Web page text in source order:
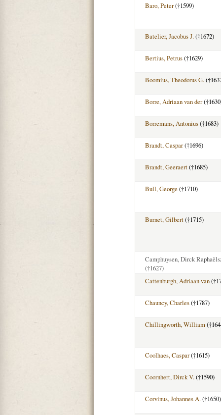
Baro, Peter(†1599)
Batelier, Jacobus J.(†1672)
Bertius, Petrus(†1629)
Boomius, Theodorus G.
Borre, Adriaan van der
Borremans, Antonius(†1683)
Brandt, Caspar(†1696)
Brandt, Geeraert(†1685)
Bull, George (†1710)
Burnet, Gilbert(†1715)
Camphuysen, Dirck
(†1627)
Cattenburgh, Adriaan van
Chauncy, Charles(†1787)
Chillingworth, William
Coolhaes, Caspar(†1615)
Coornhert, Dirck V.(†1590)
Corvinus, Johannes A.(†1650)